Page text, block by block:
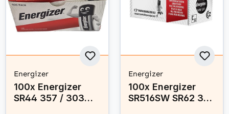
Energizer
100x Energizer
SR44 357 / 303
Energizer
100x Energizer
SR516SW SR62 317